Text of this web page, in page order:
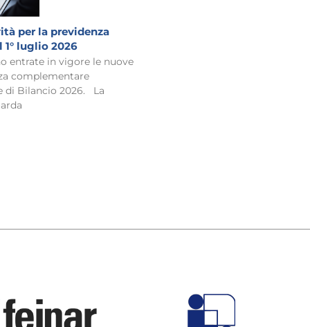
per la previdenza
luglio 2026
entrate in vigore le nuove
complementare
di Bilancio 2026. La